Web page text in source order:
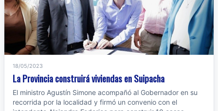
18/05/2023
La Provincia construirá viviendas en Suipacha
El ministro Agustín Simone acompañó al Gobernador en su
recorrida por la localidad y firmó un convenio con el